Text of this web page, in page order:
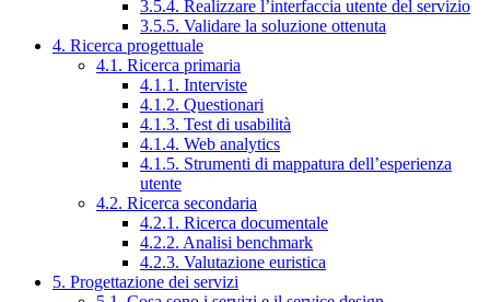
3.5.4. Realizzare l’interfaccia utente del servizio
3.5.5. Validare la soluzione ottenuta
4. Ricerca progettuale
4.1. Ricerca primaria
4.1.1. Interviste
4.1.2. Questionari
4.1.3. Test di usabilità
4.1.4. Web analytics
4.1.5. Strumenti di mappatura dell’esperienza
utente
4.2. Ricerca secondaria
4.2.1. Ricerca documentale
4.2.2. Analisi benchmark
4.2.3. Valutazione euristica
5. Progettazione dei servizi